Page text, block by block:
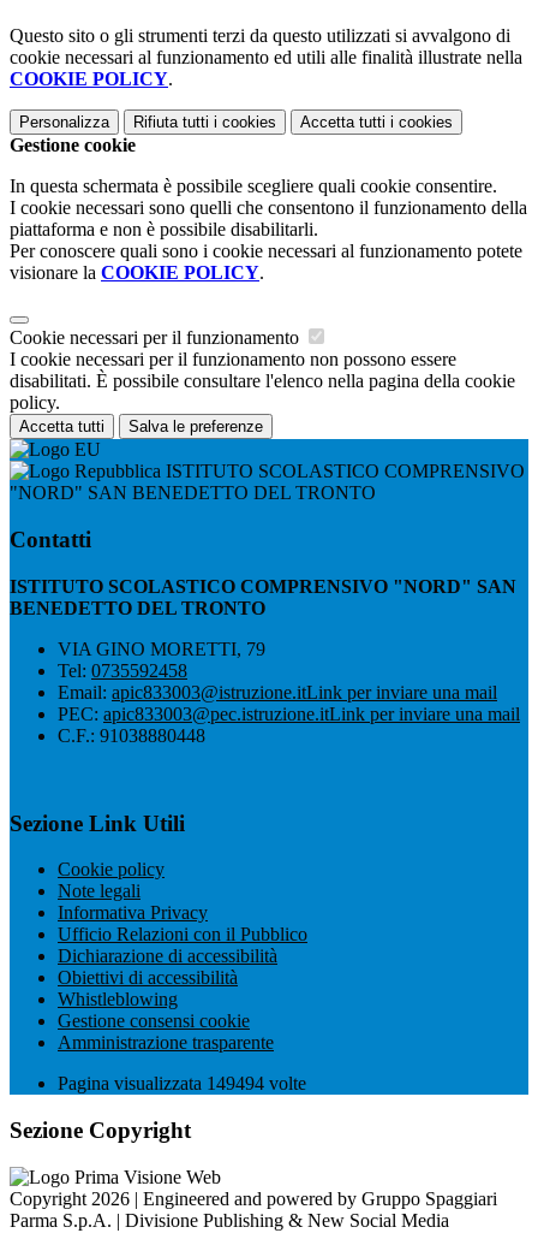
Questo sito o gli strumenti terzi da questo utilizzati si avvalgono di
cookie necessari al funzionamento ed utili alle finalità illustrate nella
COOKIE POLICY.
Personalizza Rifiuta tutti i cookies Accetta tutti i cookies
Gestione cookie
In questa schermata è possibile scegliere quali cookie consentire.
I cookie necessari sono quelli che consentono il funzionamento della
piattaforma e non è possibile disabilitarli.
Per conoscere quali sono i cookie necessari al funzionamento potete
visionare la COOKIE POLICY.
Cookie necessari per il funzionamento
I cookie necessari per il funzionamento non possono essere
disabilitati. È possibile consultare l'elenco nella pagina della cookie
policy.
Accetta tutti Salva le preferenze
ISTITUTO SCOLASTICO COMPRENSIVO
"NORD" SAN BENEDETTO DEL TRONTO
Contatti
ISTITUTO SCOLASTICO COMPRENSIVO "NORD" SAN
BENEDETTO DEL TRONTO
VIA GINO MORETTI, 79
Tel: 0735592458
Email: apic833003@istruzione.itLink per inviare una mail
PEC: apic833003@pec.istruzione.itLink per inviare una mail
C.F.: 91038880448
Sezione Link Utili
Cookie policy
Note legali
Informativa Privacy
Ufficio Relazioni con il Pubblico
Dichiarazione di accessibilità
Obiettivi di accessibilità
Whistleblowing
Gestione consensi cookie
Amministrazione trasparente
Pagina visualizzata 149494 volte
Sezione Copyright
Copyright 2026 | Engineered and powered by Gruppo Spaggiari
Parma S.p.A. | Divisione Publishing & New Social Media